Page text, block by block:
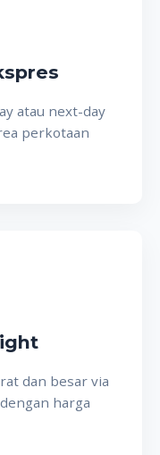
atau next-day
perkotaan
dan besar via
harga